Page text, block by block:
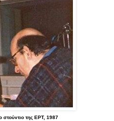
της ΕΡΤ, 1987